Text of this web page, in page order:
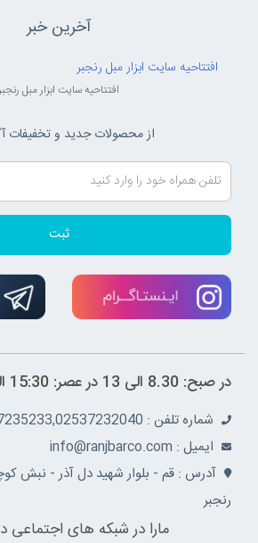
آخرین خبر
افتتاحیه سایت ابزار مبل رنجبر
افتتاحیه سایت ابزار مبل
از محصولات جدید و تخفیفات
ثبت
در صبح: 8.30 الی 13 در عصر: 15:30 الی 20.30
شماره تلفن : 02537235233,02537232040
ايميل : info@ranjbarco.com
رنجبر
مارا در شبکه های اجتماعی